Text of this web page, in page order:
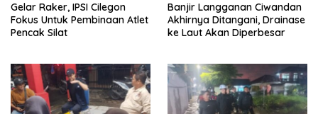
Gelar Raker, IPSI Cilegon
Fokus Untuk Pembinaan Atlet
Pencak Silat
Banjir Langganan Ciwandan
Akhirnya Ditangani, Drainase
ke Laut Akan Diperbesar